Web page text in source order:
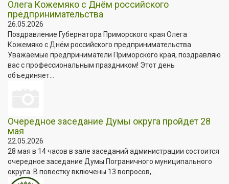
Олега Кожемяко с Днём российского
предпринимательства
26.05.2026
Поздравление Губернатора Приморского края Олега
Кожемяко с Днём российского предпринимательства
Уважаемые предприниматели Приморского края, поздравляю
вас с профессиональным праздником! Этот день
объединяет...
Очередное заседание Думы округа пройдет 28
мая
22.05.2026
28 мая в 14 часов в зале заседаний администрации состоится
очередное заседание Думы Пограничного муниципального
округа. В повестку включены 13 вопросов,...